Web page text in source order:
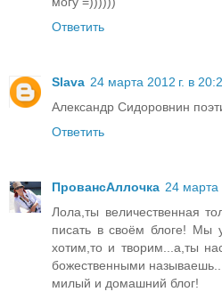
Ответить
Slava 24 марта 2012 г. в
Александр Сидоровнин
Ответить
ПровансАллочка 24 марта
Лола,ты величественная
писать в своём блоге! Мы
хотим,то и творим...а,ты
божественными
милый и домашний блог!